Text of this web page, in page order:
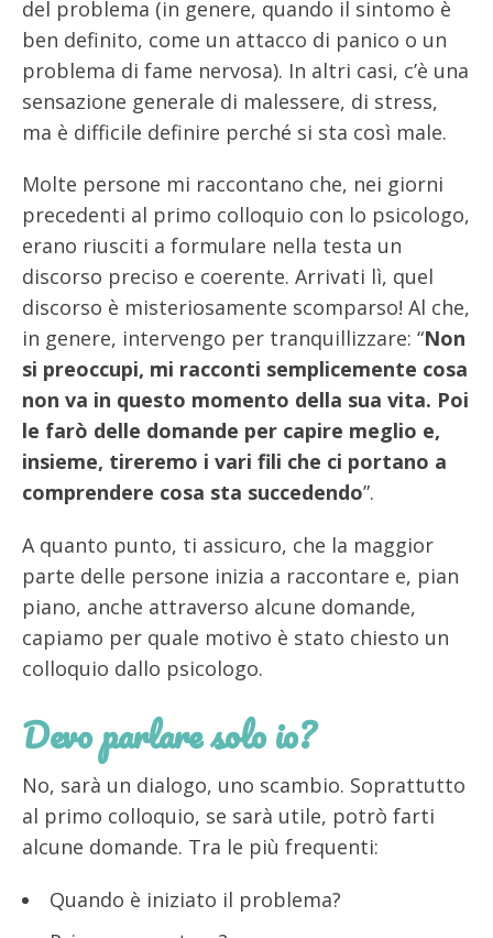
del problema (in genere, quando il sintomo è
ben definito, come un attacco di panico o un
problema di fame nervosa). In altri casi, c’è una
sensazione generale di malessere, di stress,
ma è difficile definire perché si sta così male.
Molte persone mi raccontano che, nei giorni
precedenti al primo colloquio con lo psicologo,
erano riusciti a formulare nella testa un
discorso preciso e coerente. Arrivati lì, quel
discorso è misteriosamente scomparso! Al che,
in genere, intervengo per tranquillizzare: “Non
si preoccupi, mi racconti semplicemente cosa
non va in questo momento della sua vita. Poi
le farò delle domande per capire meglio e,
insieme, tireremo i vari fili che ci portano a
comprendere cosa sta succedendo”.
A quanto punto, ti assicuro, che la maggior
parte delle persone inizia a raccontare e, pian
piano, anche attraverso alcune domande,
capiamo per quale motivo è stato chiesto un
colloquio dallo psicologo.
Devo parlare solo io?
No, sarà un dialogo, uno scambio. Soprattutto
al primo colloquio, se sarà utile, potrò farti
alcune domande. Tra le più frequenti:
Quando è iniziato il problema?